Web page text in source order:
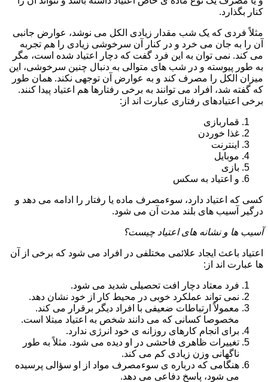
کنار بگذارد.
مثلاً فردی که یک شب مقدار زیادی الکل می نوشد، عوارض جانبی
آن را به جان می خرد و در کنار آن سرخوشی زیادی را هم تجربه
می کند. نمی توان به این فرد گفت که دچار اعتیاد شده است، مگر
به طور پیوسته و در شب های متوالی به دنبال چنین سرخوشی، این
میزان الکل را مصرف کند و به عوارض آن توجهی نکند. همان طور
که گفته شد، افراد می توانند به برخی رفتارها هم اعتیاد پیدا کنند.
برخی اعتیادهای رفتاری عبارت اند از:
قماربازی
غذا خوردن
اینترنت
موبایل
بازی
و اعتیاد به سکس
کسی که اعتیاد دارد، سوءمصرف ماده یا رفتار را ادامه می دهد و
درگیر آسیب های بلند مدت آن می شود.
آسیب ها و نشانه های اعتیاد چیست؟
اعتیاد باعث ایجاد علائمی مختلفی در افراد می شود که برخی از آن
ها عبارت اند از:
فرد معتاد دچار افت تحصیلی شدید می شود.
نمی تواند عملکرد خوبی در محیط کار از خود نشان دهد.
معمولاً ارتباطات ضعیفی با افراد دیگر برقرار می کند.
مخصوصا کسانی که می دانند شخص به اعتیاد مبتلا است.
برای انجام کارهای روزانه ی خود انرژی ندارد.
تغییرات ظاهری فاحشی در او دیده می شود. مثلاً به طور
ناگهانی وزن زیادی کم می کند.
هنگامی که درباره ی سوءمصرف مواد از او سؤالی پرسیده
می شود، پاسخ دفاعی می دهد.